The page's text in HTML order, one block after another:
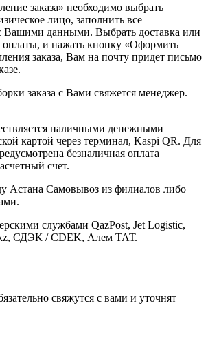
заказа» необходимо выбрать
лицо, заполнить все
Вашими данными. Выбрать доставка или
оплаты, и нажать кнопку «Оформить
заказа, Вам на почту придет письмо
заказа с Вами свяжется менеджер.
наличными денежными
картой через терминал, Kaspi QR. Для
безналичная оплата
счет.
Астана Самовывоз из филиалов либо
службами QazPost, Jet Logistic,
СДЭК / CDEK, Алем ТАТ.
свяжутся с вами и уточнят